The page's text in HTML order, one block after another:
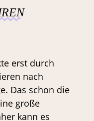
erst durch
nach
Das schon die
große
kann es